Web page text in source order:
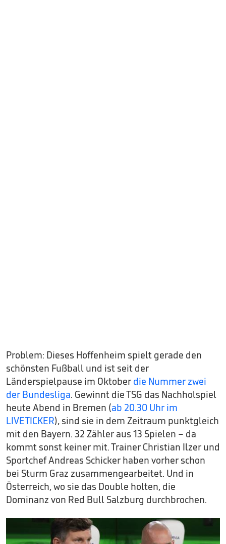
Problem: Dieses Hoffenheim spielt gerade den
schönsten Fußball und ist seit der
Länderspielpause im Oktober die Nummer zwei
der Bundesliga. Gewinnt die TSG das Nachholspiel
heute Abend in Bremen (ab 20.30 Uhr im
LIVETICKER), sind sie in dem Zeitraum punktgleich
mit den Bayern. 32 Zähler aus 13 Spielen – da
kommt sonst keiner mit. Trainer Christian Ilzer und
Sportchef Andreas Schicker haben vorher schon
bei Sturm Graz zusammengearbeitet. Und in
Österreich, wo sie das Double holten, die
Dominanz von Red Bull Salzburg durchbrochen.